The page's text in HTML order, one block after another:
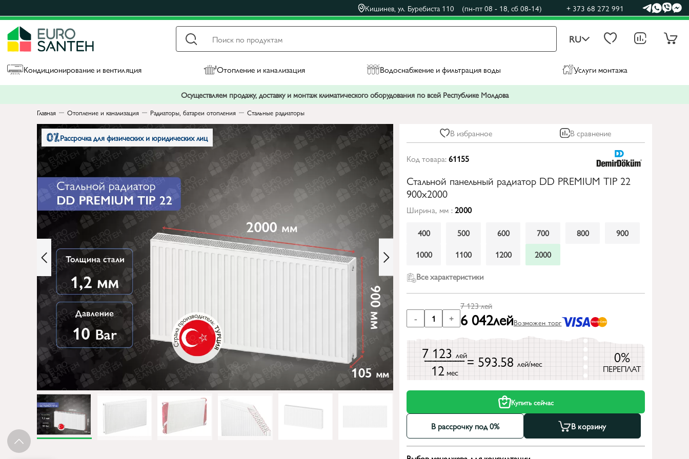
Кишинев, ул. Буребиста 110 (пн-пт 08 - 18, сб 08-14) + 373 68 272 991
RU
Кондиционирование и вентиляция Отопление и канализация Водоснабжение и фильтрация воды Услуги монтажа
Осуществляем продажу, доставку и монтаж климатического оборудования по всей Республике Молдова
Главная Отопление и канализация Радиаторы, батареи отопления Стальные радиаторы
Рассрочка для физических и юридических лиц В избранное В сравнение
Код товара:61155
Стальной панельный радиатор DD PREMIUM TIP 22
900x2000
Ширина, мм :2000
400
500 600 700 800
900
1000
1100 1200
2000
Все характеристики
- 1 +
7 123лей
6 042лейВозможен торг
7 123 лей
12 мес
= 593.58 лей/мес 0%
ПЕРЕПЛАТ
Купить сейчас
В рассрочку под 0% В корзину